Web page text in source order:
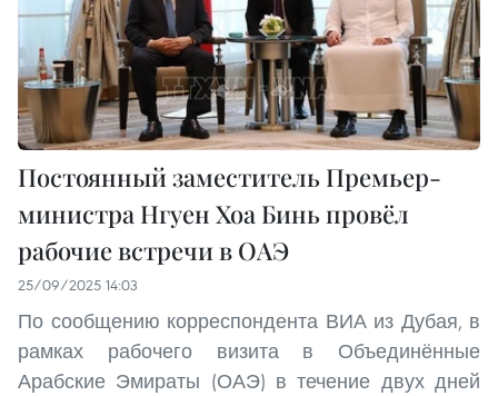
Постоянный заместитель Премьер-
министра Нгуен Хоа Бинь провёл
рабочие встречи в ОАЭ
25/09/2025 14:03
По сообщению корреспондента ВИА из Дубая, в
рамках рабочего визита в Объединённые
Арабские Эмираты (ОАЭ) в течение двух дней